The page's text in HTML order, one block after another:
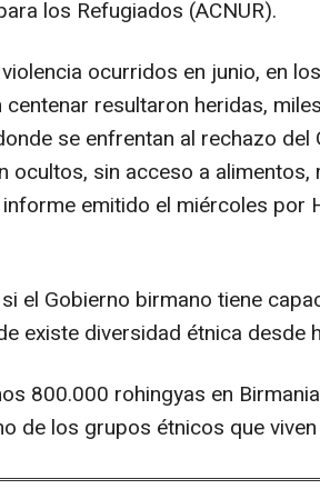
los Refugiados (ACNUR).
ocurridos en junio, en
resultaron heridas,
se enfrentan al rechazo del
ocultos, sin acceso a
emitido el miércoles por
el Gobierno birmano tiene
existe diversidad étnica desde
800.000 rohingyas en
de los grupos étnicos que viven